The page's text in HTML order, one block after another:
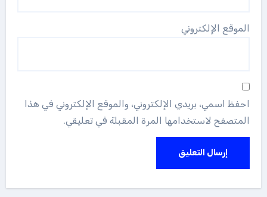
الموقع الإلكتروني
احفظ اسمي، بريدي الإلكتروني، والموقع الإلكتروني في هذا
المتصفح لاستخدامها المرة المقبلة في تعليقي.